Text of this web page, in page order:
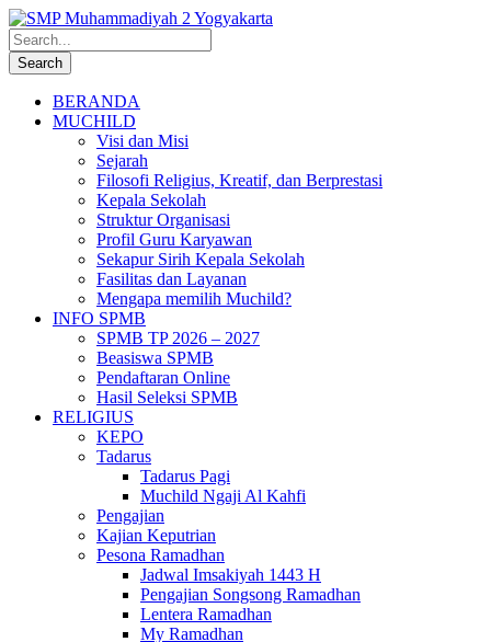
BERANDA
MUCHILD
Visi dan Misi
Sejarah
Filosofi Religius, Kreatif, dan Berprestasi
Kepala Sekolah
Struktur Organisasi
Profil Guru Karyawan
Sekapur Sirih Kepala Sekolah
Fasilitas dan Layanan
Mengapa memilih Muchild?
INFO SPMB
SPMB TP 2026 – 2027
Beasiswa SPMB
Pendaftaran Online
Hasil Seleksi SPMB
RELIGIUS
KEPO
Tadarus
Tadarus Pagi
Muchild Ngaji Al Kahfi
Pengajian
Kajian Keputrian
Pesona Ramadhan
Jadwal Imsakiyah 1443 H
Pengajian Songsong Ramadhan
Lentera Ramadhan
My Ramadhan